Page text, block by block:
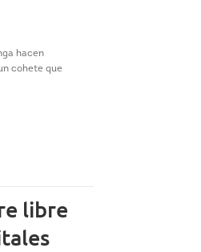
hacen
cohete que
libre